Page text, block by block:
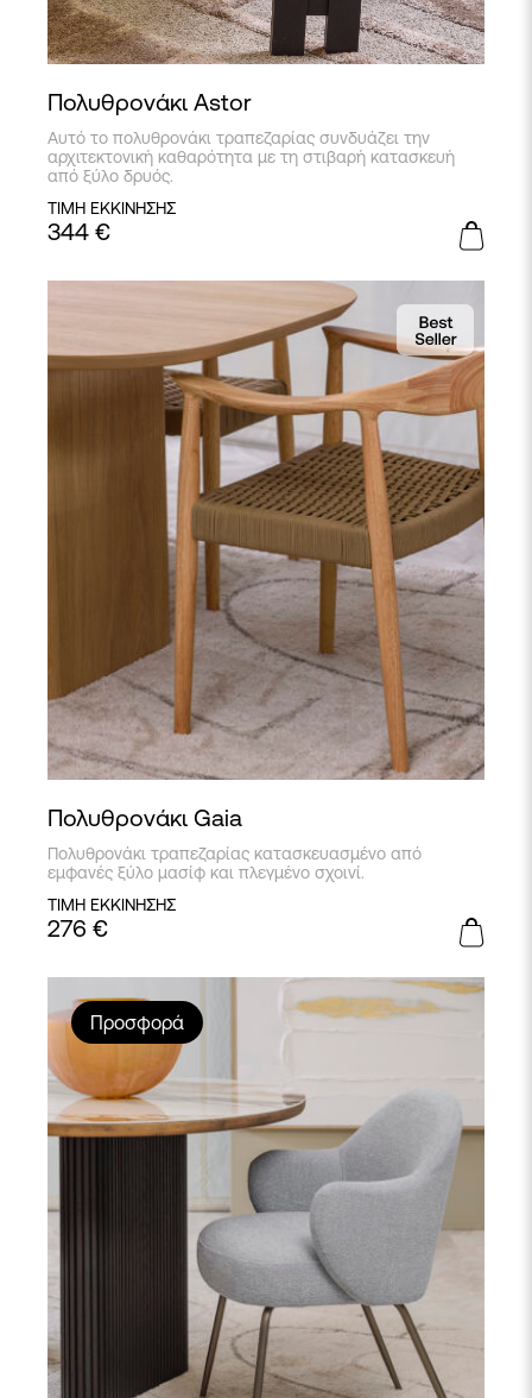
Πολυθρονάκι Astor
Αυτό το πολυθρονάκι τραπεζαρίας συνδυάζει την
αρχιτεκτονική καθαρότητα με τη στιβαρή κατασκευή
από ξύλο δρυός.
ΤΙΜΗ ΕΚΚΙΝΗΣΗΣ
344 €
Πολυθρονάκι Gaia
Πολυθρονάκι τραπεζαρίας κατασκευασμένο από
εμφανές ξύλο μασίφ και πλεγμένο σχοινί.
ΤΙΜΗ ΕΚΚΙΝΗΣΗΣ
276 €
Προσφορά